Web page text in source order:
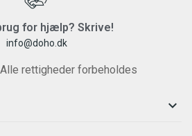
for hjælp? Skrive!
info@doho.dk
rettigheder forbeholdes
